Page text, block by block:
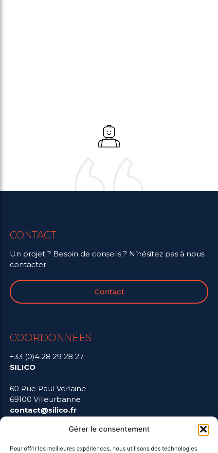
Gérer le consentement
Pour offrir les meilleures expériences, nous utilisons des technologies
CONTACT
Un projet ? Besoin de conseils ? N’hésitez pas à nous
contacter
Contact
COORDONNÉES
+33 (0)4 28 29 28 27
SILICO
60 Rue Paul Verlaine
69100 Villeurbanne
contact@silico.fr